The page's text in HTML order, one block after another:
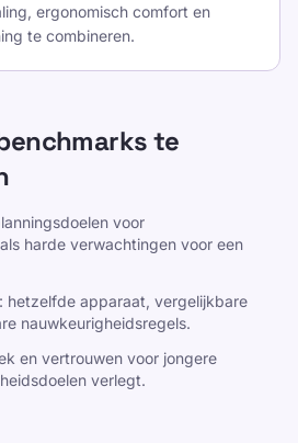
ergonomisch comfort en
te combineren.
te
voor
harde verwachtingen voor een
hetzelfde apparaat, vergelijkbare
nauwkeurigheidsregels.
en vertrouwen voor jongere
verlegt.